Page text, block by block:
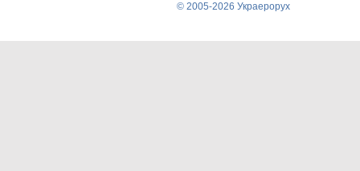
© 2005-2026 Украерорух